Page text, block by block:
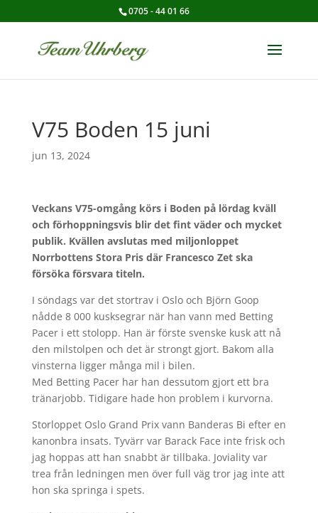
0705 - 44 01 66
V75 Boden 15 juni
jun 13, 2024
Veckans V75-omgång körs i Boden på lördag kväll
och förhoppningsvis blir det fint väder och mycket
publik. Kvällen avslutas med miljonloppet
Norrbottens Stora Pris där Francesco Zet ska
försöka försvara titeln.
I söndags var det stortrav i Oslo och Björn Goop
nådde 8 000 kusksegrar när han vann med Betting
Pacer i ett stolopp. Han är förste svenske kusk att nå
den milstolpen och det är strongt gjort. Bakom alla
vinsterna ligger många mil i bilen.
Med Betting Pacer har han dessutom gjort ett bra
tränarjobb. Tidigare hade hon problem i kurvorna.
Storloppet Oslo Grand Prix vann Banderas Bi efter en
kanonbra insats. Tyvärr var Barack Face inte frisk och
jag hoppas att han snabbt är tillbaka. Joviality var
trea från ledningen men över full väg tror jag inte att
hon ska springa i spets.